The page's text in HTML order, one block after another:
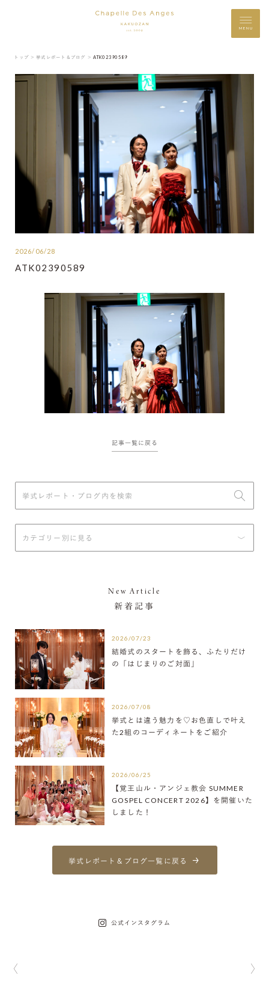
MENU
トップ ＞ 挙式レポート＆ブログ ＞ ATK02390589
2026/06/28
ATK02390589
記事一覧に戻る
New Article
新着記事
2026/07/23
結婚式のスタートを飾る、ふたりだけ
の「はじまりのご対面」
2026/07/08
挙式とは違う魅力を♡お色直しで叶え
た2組のコーディネートをご紹介
2026/06/25
【覚王山ル・アンジェ教会 SUMMER
GOSPEL CONCERT 2026】を開催いた
しました！
挙式レポート＆ブログ一覧に戻る
公式インスタグラム